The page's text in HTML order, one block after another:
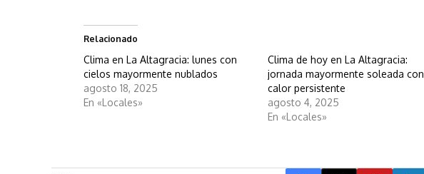
Relacionado
Clima en La Altagracia: lunes con
cielos mayormente nublados
agosto 18, 2025
En «Locales»
Clima de hoy en La Altagracia:
jornada mayormente soleada con
calor persistente
agosto 4, 2025
En «Locales»